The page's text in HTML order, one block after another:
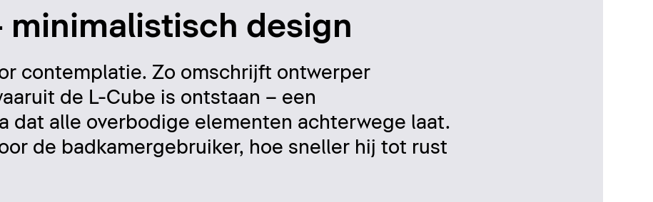
minimalistisch design
contemplatie. Zo omschrijft ontwerper
de L-Cube is ontstaan – een
dat alle overbodige elementen achterwege laat.
de badkamergebruiker, hoe sneller hij tot rust